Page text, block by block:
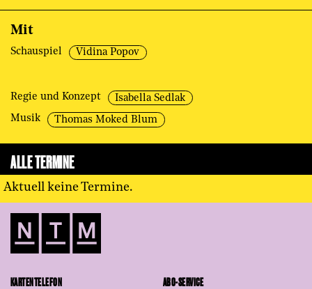
Mit
Schauspiel Vidina Popov
Regie und Konzept
Isabella Sedlak
Musik
Thomas Moked Blum
ALLE TERMINE
Aktuell keine Termine.
KARTENTELEFON ABO-SERVICE